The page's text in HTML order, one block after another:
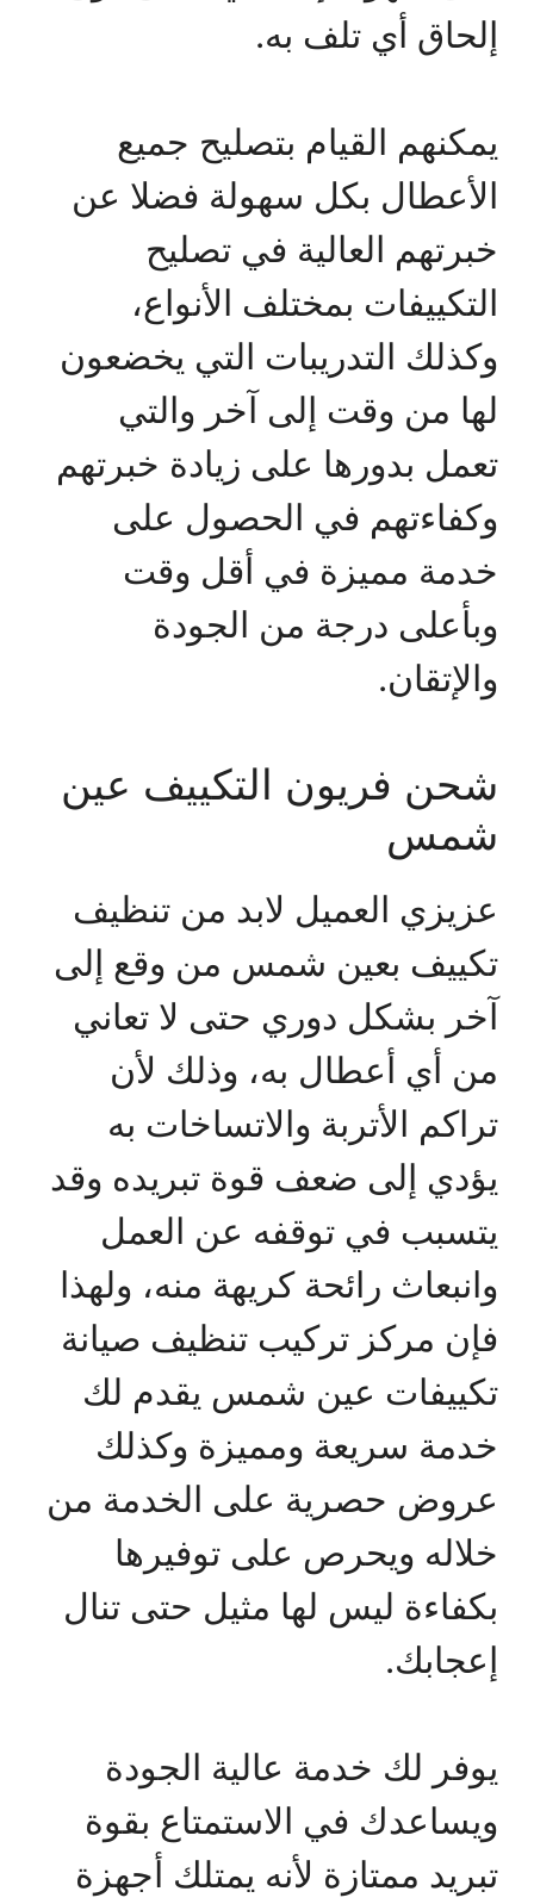
إلحاق أي تلف به.
يمكنهم القيام بتصليح جميع
الأعطال بكل سهولة فضلا عن
خبرتهم العالية في تصليح
التكييفات بمختلف الأنواع،
وكذلك التدريبات التي يخضعون
لها من وقت إلى آخر والتي
تعمل بدورها على زيادة خبرتهم
وكفاءتهم في الحصول على
خدمة مميزة في أقل وقت
وبأعلى درجة من الجودة
والإتقان.
شحن فريون التكييف عين
شمس
عزيزي العميل لابد من تنظيف
تكييف بعين شمس من وقع إلى
آخر بشكل دوري حتى لا تعاني
من أي أعطال به، وذلك لأن
تراكم الأتربة والاتساخات به
يؤدي إلى ضعف قوة تبريده وقد
يتسبب في توقفه عن العمل
وانبعاث رائحة كريهة منه، ولهذا
فإن مركز تركيب تنظيف صيانة
تكييفات عين شمس يقدم لك
خدمة سريعة ومميزة وكذلك
عروض حصرية على الخدمة من
خلاله ويحرص على توفيرها
بكفاءة ليس لها مثيل حتى تنال
إعجابك.
يوفر لك خدمة عالية الجودة
ويساعدك في الاستمتاع بقوة
تبريد ممتازة لأنه يمتلك أجهزة